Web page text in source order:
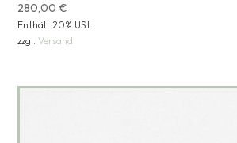
280,00€
Enthält 20% USt.
zzgl.Versand